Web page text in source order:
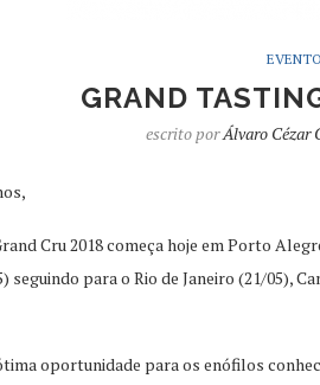
GRAND
escrito porÁlvaro Cézar
Cru 2018 começa hoje em Porto
seguindo para o Rio de Janeiro (21/05),
oportunidade para os enófilos